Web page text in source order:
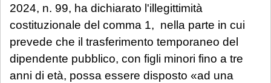
2024, n. 99, ha dichiarato l'illegittimità
costituzionale del comma 1, nella parte in cui
prevede che il trasferimento temporaneo del
dipendente pubblico, con figli minori fino a tre
anni di età, possa essere disposto «ad una